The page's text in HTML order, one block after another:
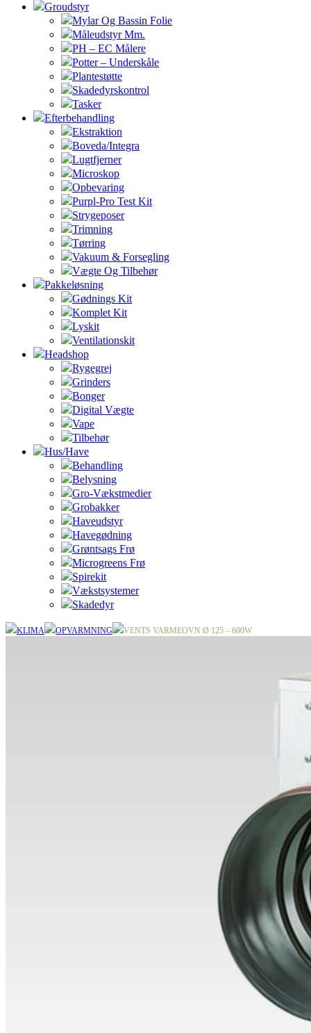
Groudstyr
Mylar Og Bassin Folie
Måleudstyr Mm.
PH – EC Målere
Potter – Underskåle
Plantestøtte
Skadedyrskontrol
Tasker
Efterbehandling
Ekstraktion
Boveda/Integra
Lugtfjerner
Microskop
Opbevaring
Purpl-Pro Test Kit
Strygeposer
Trimning
Tørring
Vakuum & Forsegling
Vægte Og Tilbehør
Pakkeløsning
Gødnings Kit
Komplet Kit
Lyskit
Ventilationskit
Headshop
Rygegrej
Grinders
Bonger
Digital Vægte
Vape
Tilbehør
Hus/Have
Behandling
Belysning
Gro-Vækstmedier
Grobakker
Haveudstyr
Havegødning
Grøntsags Frø
Microgreens Frø
Spirekit
Vækstsystemer
Skadedyr
KLIMA OPVARMNING VENTS VARMEOVN Ø 125 – 600W